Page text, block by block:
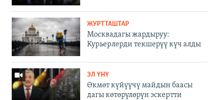
ЖУРТТАШТАР
Москвадагы жардыруу:
Курьерлерди текшерүү күч алды
ЭЛ ҮНҮ
Өкмөт күйүүчү майдын баасы
дагы көтөрүлөрүн эскертти